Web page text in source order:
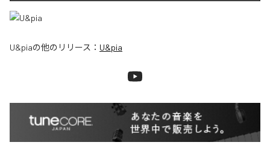
U&piaの他のリリース： U&pia